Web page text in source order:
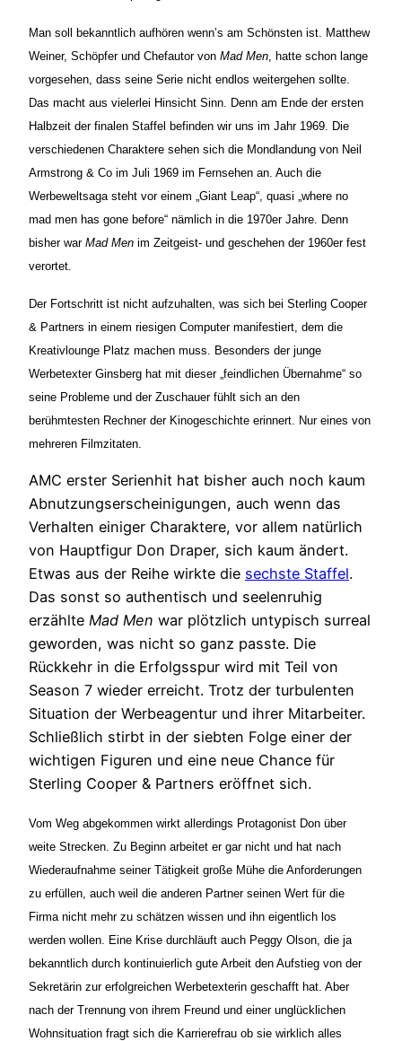
Man soll bekanntlich aufhören wenn’s am Schönsten ist. Matthew
Weiner, Schöpfer und Chefautor von Mad Men , hatte schon lange
vorgesehen, dass seine Serie nicht endlos weitergehen sollte.
Das macht aus vielerlei Hinsicht Sinn. Denn am Ende der ersten
Halbzeit der finalen Staffel befinden wir uns im Jahr 1969. Die
verschiedenen Charaktere sehen sich die Mondlandung von Neil
Armstrong & Co im Juli 1969 im Fernsehen an. Auch die
Werbeweltsaga steht vor einem „Giant Leap“, quasi „where no
mad men has gone before“ nämlich in die 1970er Jahre. Denn
bisher war Mad Men im Zeitgeist- und geschehen der 1960er fest
verortet.
Der Fortschritt ist nicht aufzuhalten, was sich bei Sterling Cooper
& Partners in einem riesigen Computer manifestiert, dem die
Kreativlounge Platz machen muss. Besonders der junge
Werbetexter Ginsberg hat mit dieser „feindlichen Übernahme“ so
seine Probleme und der Zuschauer fühlt sich an den
berühmtesten Rechner der Kinogeschichte erinnert. Nur eines von
mehreren Filmzitaten.
AMC erster Serienhit hat bisher auch noch kaum
Abnutzungserscheinigungen, auch wenn das
Verhalten einiger Charaktere, vor allem natürlich
von Hauptfigur Don Draper, sich kaum ändert.
Etwas aus der Reihe wirkte die sechste Staffel.
Das sonst so authentisch und seelenruhig
erzählte Mad Men war plötzlich untypisch surreal
geworden, was nicht so ganz passte. Die
Rückkehr in die Erfolgsspur wird mit Teil von
Season 7 wieder erreicht. Trotz der turbulenten
Situation der Werbeagentur und ihrer Mitarbeiter.
Schließlich stirbt in der siebten Folge einer der
wichtigen Figuren und eine neue Chance für
Sterling Cooper & Partners eröffnet sich.
Vom Weg abgekommen wirkt allerdings Protagonist Don über
weite Strecken. Zu Beginn arbeitet er gar nicht und hat nach
Wiederaufnahme seiner Tätigkeit große Mühe die Anforderungen
zu erfüllen, auch weil die anderen Partner seinen Wert für die
Firma nicht mehr zu schätzen wissen und ihn eigentlich los
werden wollen. Eine Krise durchläuft auch Peggy Olson, die ja
bekanntlich durch kontinuierlich gute Arbeit den Aufstieg von der
Sekretärin zur erfolgreichen Werbetexterin geschafft hat. Aber
nach der Trennung von ihrem Freund und einer unglücklichen
Wohnsituation fragt sich die Karrierefrau ob sie wirklich alles